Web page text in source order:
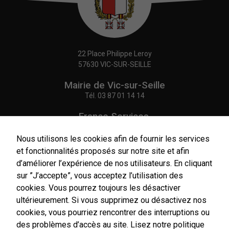
22 Place Philippe Leroy
57630 VIC-SUR-SEILLE
Mairie de Vic-sur-Seille
Tél. 03 87 01 14 14
France Services,
Tél.03 87 86 41 48
NOUS CONTACTER
Horaires
d'ouverture
Nous utilisons les cookies afin de fournir les services
et fonctionnalités proposés sur notre site et afin
d’améliorer l’expérience de nos utilisateurs. En cliquant
sur ”J’accepte”, vous acceptez l’utilisation des
cookies. Vous pourrez toujours les désactiver
ultérieurement. Si vous supprimez ou désactivez nos
cookies, vous pourriez rencontrer des interruptions ou
des problèmes d’accès au site. Lisez notre politique